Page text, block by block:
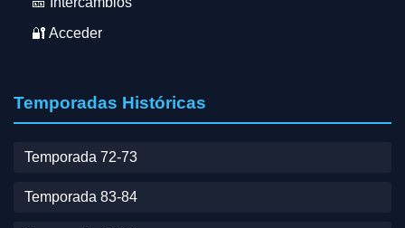
🔐 Acceder
Temporadas Históricas
Temporada 72-73
Temporada 83-84